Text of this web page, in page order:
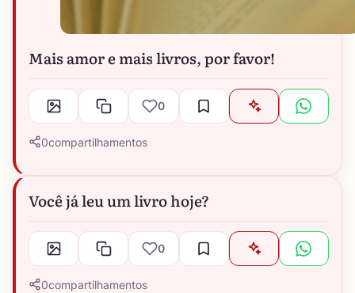
Mais amor e mais livros, por favor!
0
0compartilhamentos
Você já leu um livro hoje?
0
0compartilhamentos